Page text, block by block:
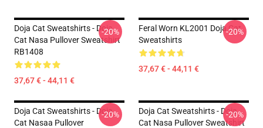
Doja Cat Sweatshirts - Doja
Cat Nasa Pullover Sweatshirt
RB1408
37,67 € - 44,11 €
-20%
Feral Worn KL2001 Doja Cat
Sweatshirts
37,67 € - 44,11 €
-20%
Doja Cat Sweatshirts - Doja
Cat Nasaa Pullover
-20%
Doja Cat Sweatshirts - Doja
Cat Nasa Pullover Sweatshirt
-20%